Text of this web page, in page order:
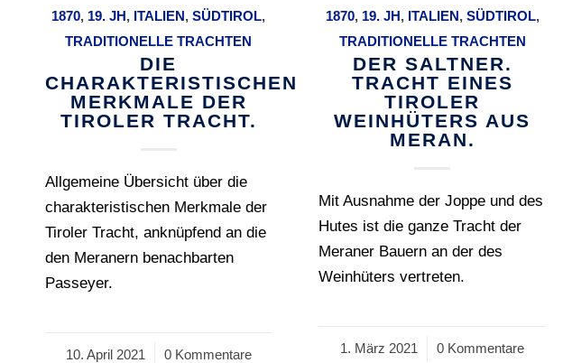
1870, 19. JH, ITALIEN,SÜDTIROL,
TRADITIONELLE TRACHTEN
DIE
CHARAKTERISTISCHEN
MERKMALE DER
TIROLER TRACHT.
Allgemeine Übersicht über die
charakteristischen Merkmale der
Tiroler Tracht, anknüpfend an die
den Meranern benachbarten
Passeyer.
10. April 2021
/ 0 Kommentare
1870, 19. JH, ITALIEN, SÜDTIROL,
TRADITIONELLE TRACHTEN
DER SALTNER.
TRACHT EINES
TIROLER
WEINHÜTERS AUS
MERAN.
Mit Ausnahme der Joppe und des
Hutes ist die ganze Tracht der
Meraner Bauern an der des
Weinhüters vertreten.
1. März 2021
/ 0 Kommentare